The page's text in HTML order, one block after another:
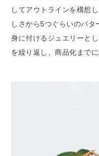
してアウトラインを構想
しさから5つぐらいのパタ
身に付けるジュエリーと
を繰り返し、商品化まで